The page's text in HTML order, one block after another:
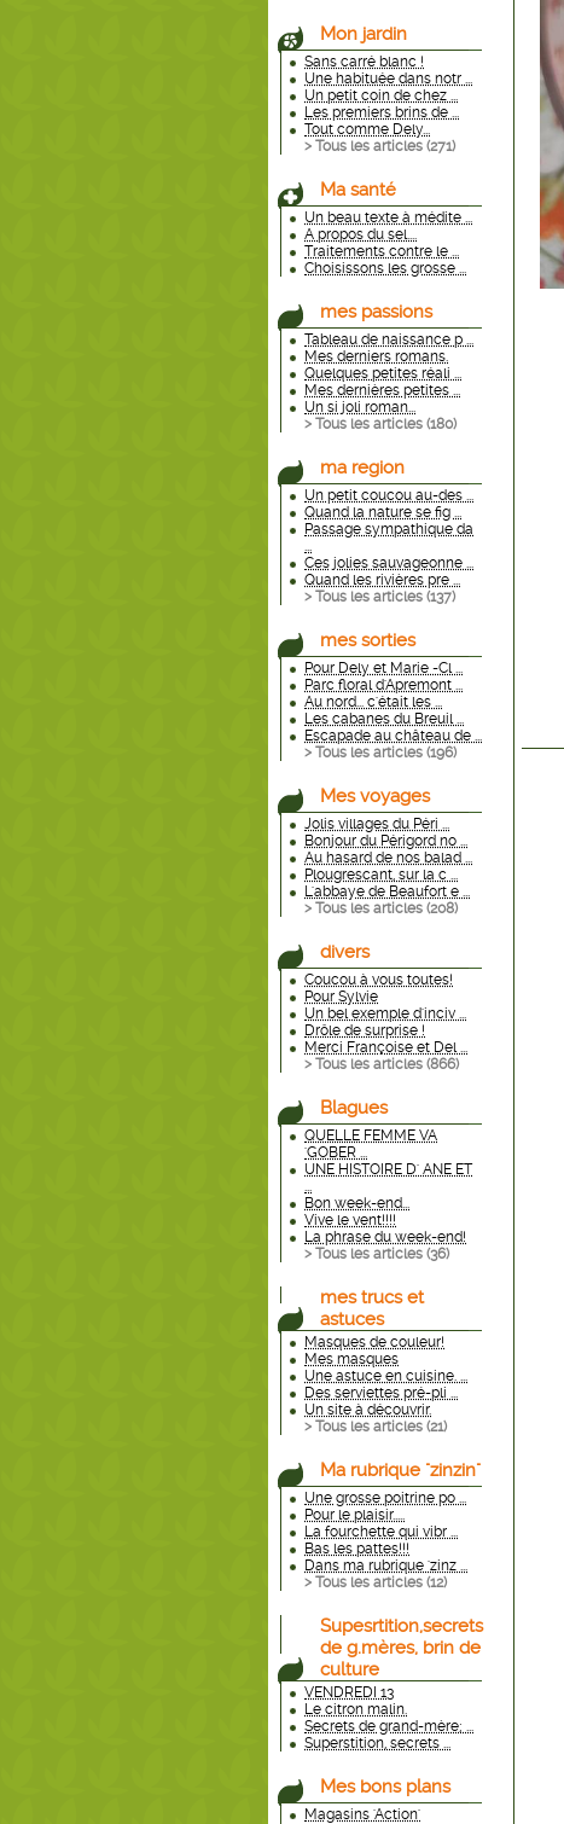
Mon jardin
Sans carré blanc !
Une habituée dans notr ...
Un petit coin de chez ...
Les premiers brins de ...
Tout comme Dely...
> Tous les articles (271)
Ma santé
Un beau texte à médite ...
A propos du sel....
Traitements contre le ...
Choisissons les grosse ...
mes passions
Tableau de naissance p ...
Mes derniers romans.
Quelques petites réali ...
Mes dernières petites ...
Un si joli roman...
> Tous les articles (180)
ma region
Un petit coucou au-des ...
Quand la nature se fig ...
Passage sympathique da
...
Ces jolies sauvageonne ...
Quand les rivières pre ...
> Tous les articles (137)
mes sorties
Pour Dely et Marie -Cl ...
Parc floral d'Apremont ...
Au nord... c'était les ...
Les cabanes du Breuil ...
Escapade au château de ...
> Tous les articles (196)
Mes voyages
Jolis villages du Péri ...
Bonjour du Périgord no ...
Au hasard de nos balad ...
Plougrescant, sur la c ...
L'abbaye de Beaufort e ...
> Tous les articles (208)
divers
Coucou à vous toutes!
Pour Sylvie
Un bel exemple d'inciv ...
Drôle de surprise !
Merci Françoise et Del ...
> Tous les articles (866)
Blagues
QUELLE FEMME VA
'GOBER ...
UNE HISTOIRE D' ANE ET
...
Bon week-end...
Vive le vent!!!!
La phrase du week-end!
> Tous les articles (36)
mes trucs et
astuces
Masques de couleur!
Mes masques
Une astuce en cuisine. ...
Des serviettes pré-pli ...
Un site à découvrir.
> Tous les articles (21)
Ma rubrique "zinzin"
Une grosse poitrine po ...
Pour le plaisir.....
La fourchette qui vibr ...
Bas les pattes!!!
Dans ma rubrique 'zinz ...
> Tous les articles (12)
Supesrtition,secrets
de g.mères, brin de
culture
VENDREDI 13
Le citron malin.
Secrets de grand-mère; ...
Superstition, secrets ...
Mes bons plans
Magasins 'Action'